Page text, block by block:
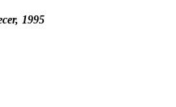
1995